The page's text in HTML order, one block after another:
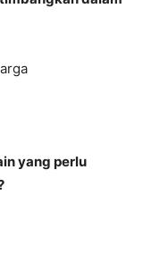
yang perlu